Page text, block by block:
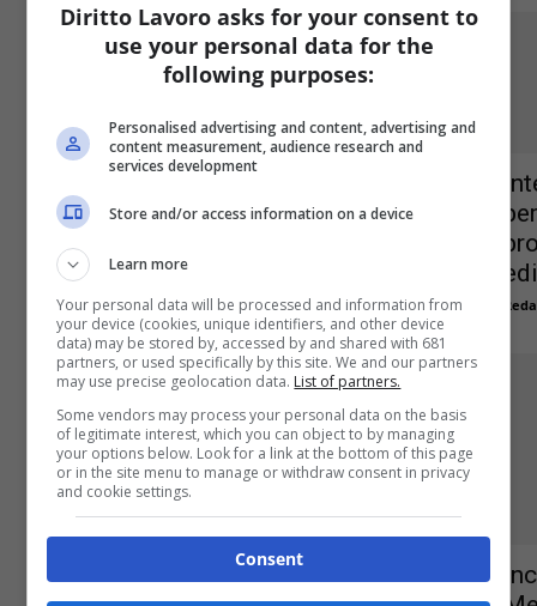
Incentivo occupazione
Mezzogiorno, nuovo
finanziamento per ulteriori 302
milioni
Redazione - 2 Luglio 2018 0
Assunzioni agevolate, il cumulo
degli incentivi che raddoppiano lo
sgravio
Diritto Lavoro asks for your consent to
use your personal data for the
following purposes:
Personalised advertising and content, advertising and
content measurement, audience research and
services development
Store and/or access information on a device
Learn more
Your personal data will be processed and information from
your device (cookies, unique identifiers, and other device
data) may be stored by, accessed by and shared with 681
partners, or used specifically by this site. We and our partners
may use precise geolocation data. List of partners.
Some vendors may process your personal data on the basis
of legitimate interest, which you can object to by managing
your options below. Look for a link at the bottom of this page
or in the site menu to manage or withdraw consent in privacy
and cookie settings.
Consent